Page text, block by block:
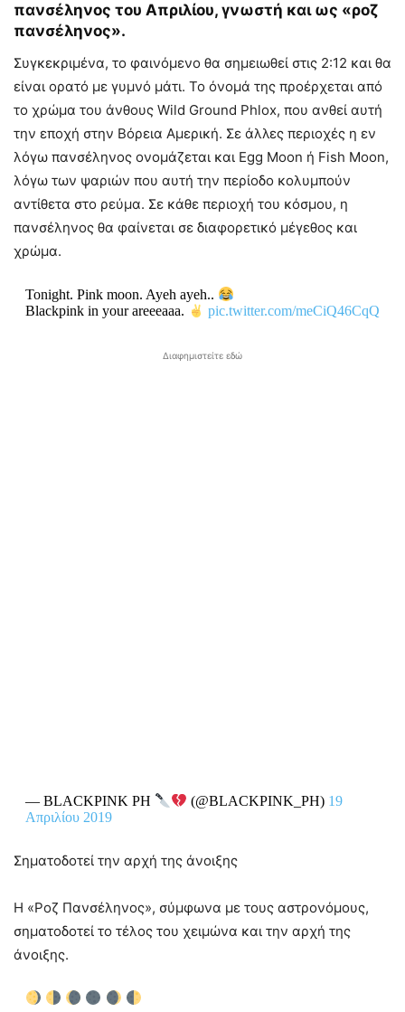
πανσέληνος του Απριλίου, γνωστή και ως «ροζ
πανσέληνος».
Συγκεκριμένα, το φαινόμενο θα σημειωθεί στις 2:12 και θα
είναι ορατό με γυμνό μάτι. Το όνομά της προέρχεται από
το χρώμα του άνθους Wild Ground Phlox, που ανθεί αυτή
την εποχή στην Βόρεια Αμερική. Σε άλλες περιοχές η εν
λόγω πανσέληνος ονομάζεται και Egg Moon ή Fish Moon,
λόγω των ψαριών που αυτή την περίοδο κολυμπούν
αντίθετα στο ρεύμα. Σε κάθε περιοχή του κόσμου, η
πανσέληνος θα φαίνεται σε διαφορετικό μέγεθος και
χρώμα.
Tonight. Pink moon. Ayeh ayeh..
Blackpink in your areeeaaa.
pic.twitter.com/meCiQ46CqQ
Διαφημιστείτε εδώ
— BLACKPINK PH (@BLACKPINK_PH) 19
Απριλίου 2019
Σηματοδοτεί την αρχή της άνοιξης
Η «Ροζ Πανσέληνος», σύμφωνα με τους αστρονόμους,
σηματοδοτεί το τέλος του χειμώνα και την αρχή της
άνοιξης.